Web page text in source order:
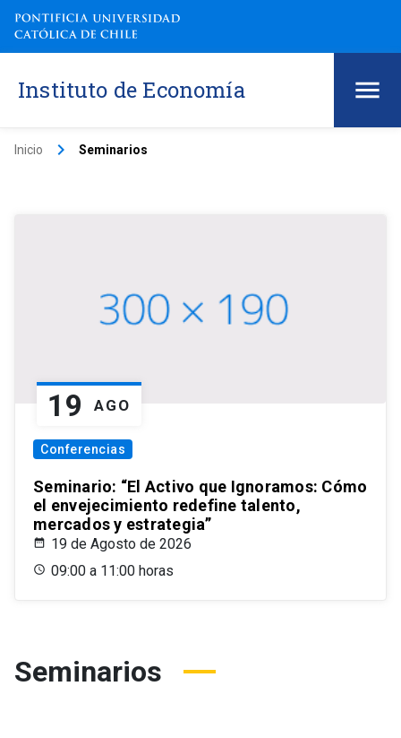
Instituto de Economía
Inicio keyboard_arrow_right Seminarios
19 AGO
Conferencias
Seminario: “El Activo que Ignoramos: Cómo
el envejecimiento redefine talento,
mercados y estrategia”
19 de Agosto de 2026
09:00 a 11:00 horas
Seminarios